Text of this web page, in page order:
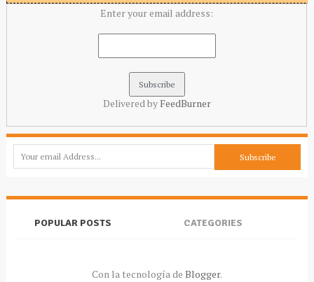
Enter your email address:
Delivered by FeedBurner
POPULAR POSTS CATEGORIES
Con la tecnología de Blogger.